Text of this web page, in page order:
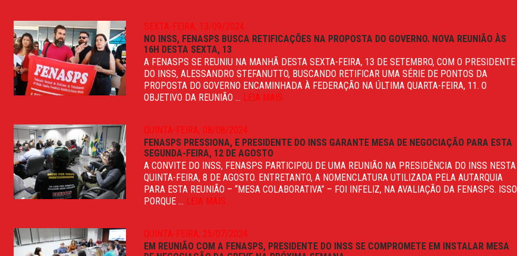
SEXTA-FEIRA, 13/09/2024
NO INSS, FENASPS BUSCA RETIFICAÇÕES NA PROPOSTA DO GOVERNO. NOVA REUNIÃO ÀS
16H DESTA SEXTA, 13
A FENASPS SE REUNIU NA MANHÃ DESTA SEXTA-FEIRA, 13 DE SETEMBRO, COM O PRESIDENTE
DO INSS, ALESSANDRO STEFANUTTO, BUSCANDO RETIFICAR UMA SÉRIE DE PONTOS DA
PROPOSTA DO GOVERNO ENCAMINHADA À FEDERAÇÃO NA ÚLTIMA QUARTA-FEIRA, 11. O
OBJETIVO DA REUNIÃO ... LEIA MAIS
QUINTA-FEIRA, 08/08/2024
FENASPS PRESSIONA, E PRESIDENTE DO INSS GARANTE MESA DE NEGOCIAÇÃO PARA ESTA
SEGUNDA-FEIRA, 12 DE AGOSTO
A CONVITE DO INSS, FENASPS PARTICIPOU DE UMA REUNIÃO NA PRESIDÊNCIA DO INSS NESTA
QUINTA-FEIRA, 8 DE AGOSTO. ENTRETANTO, A NOMENCLATURA UTILIZADA PELA AUTARQUIA
PARA ESTA REUNIÃO – “MESA COLABORATIVA” – FOI INFELIZ, NA AVALIAÇÃO DA FENASPS. ISSO
PORQUE ... LEIA MAIS
QUINTA-FEIRA, 25/07/2024
EM REUNIÃO COM A FENASPS, PRESIDENTE DO INSS SE COMPROMETE EM INSTALAR MESA